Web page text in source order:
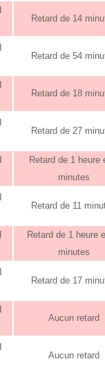
Retard de 14
Retard de 54
Retard de 18
Retard de 27
Retard de 1 heure
minutes
Retard de 11
Retard de 1 heure
minutes
Retard de 17
Aucun retard
Aucun retard